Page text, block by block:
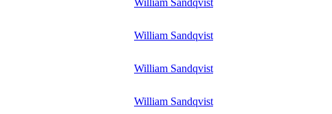
William Sandqvist
William Sandqvist
William Sandqvist
William Sandqvist